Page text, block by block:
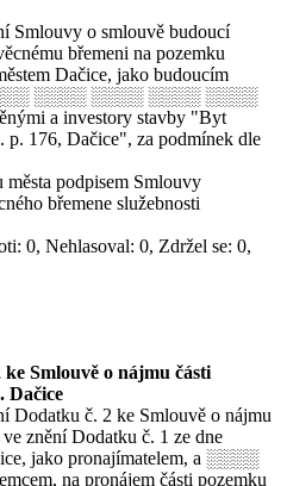
Smlouvy o smlouvě budoucí
břemeni na pozemku
Dačice, jako budoucím
░░░░ ░░░░ ░░░░ ░░░░
a investory stavby "Byt
p. 176, Dačice", za podmínek dle
města podpisem Smlouvy
břemene služebnosti
0, Nehlasoval: 0, Zdržel se: 0,
Smlouvě o nájmu části
Dačice
Dodatku č. 2 ke Smlouvě o nájmu
znění Dodatku č. 1 ze dne
jako pronajímatelem, a ░░░░
na pronájem části pozemku